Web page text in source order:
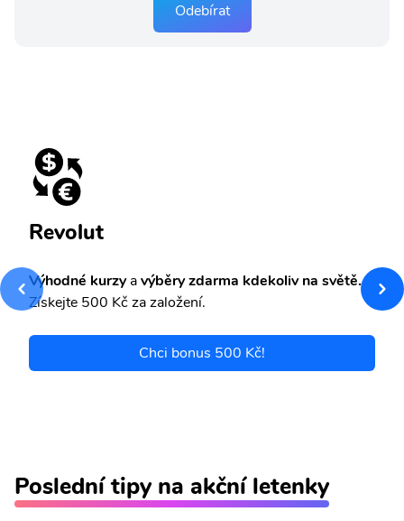
Odebírat
Revolut
Výhodné kurzyavýběry zdarma kdekoliv na světě.
Získejte 500 Kč za založení.
Chci bonus 500 Kč!
Poslední tipy na akční letenky